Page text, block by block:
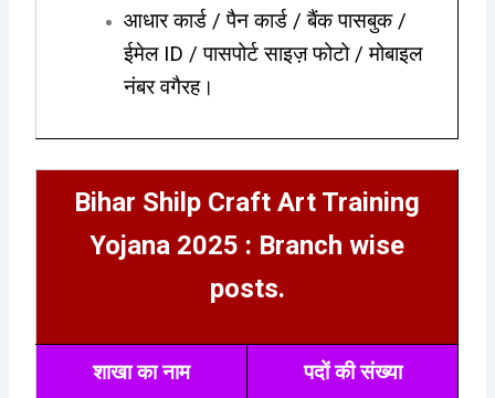
आधार कार्ड / पैन कार्ड / बैंक पासबुक /
ईमेल ID / पासपोर्ट साइज़ फोटो / मोबाइल
नंबर वगैरह।
Bihar Shilp Craft Art Training
Yojana 2025 : Branch wise
posts.
शाखा का नाम पदों की संख्या